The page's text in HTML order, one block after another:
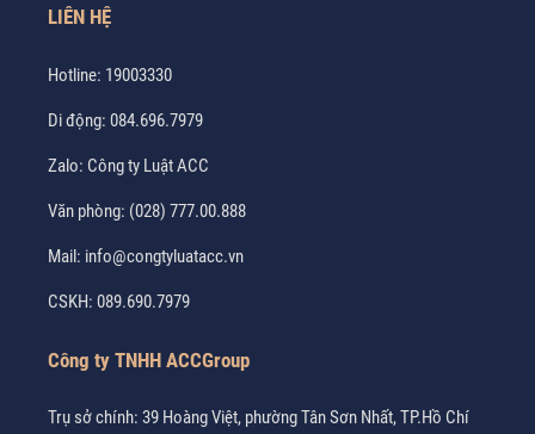
LIÊN HỆ
Hotline: 19003330
Di động: 084.696.7979
Zalo: Công ty Luật ACC
Văn phòng: (028) 777.00.888
Mail: info@congtyluatacc.vn
CSKH: 089.690.7979
Công ty TNHH ACCGroup
Trụ sở chính: 39 Hoàng Việt, phường Tân Sơn Nhất, TP.Hồ Chí